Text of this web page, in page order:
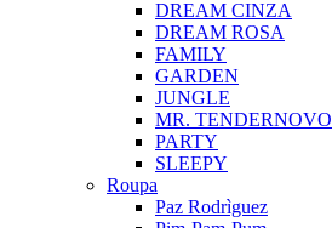
DREAM CINZA
DREAM ROSA
FAMILY
GARDEN
JUNGLE
MR. TENDERNOVO
PARTY
SLEEPY
Roupa
Paz Rodrìguez